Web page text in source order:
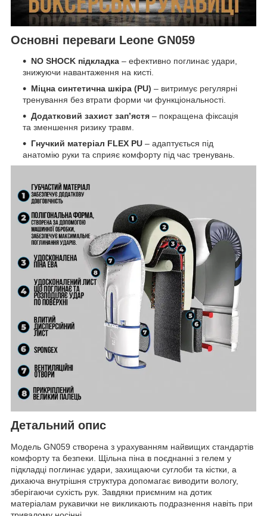
Основні переваги Leone GN059
NO SHOCK підкладка – ефективно поглинає удари,
знижуючи навантаження на кисті.
Міцна синтетична шкіра (PU) – витримує регулярні
тренування без втрати форми чи функціональності.
Додатковий захист зап’ястя – покращена фіксація
та зменшення ризику травм.
Гнучкий матеріал FLEX PU – адаптується під
анатомію руки та сприяє комфорту під час тренувань.
Детальний опис
Модель GN059 створена з урахуванням найвищих стандартів
комфорту та безпеки. Щільна піна в поєднанні з гелем у
підкладці поглинає удари, захищаючи суглоби та кістки, а
дихаюча внутрішня структура допомагає виводити вологу,
зберігаючи сухість рук. Завдяки приємним на дотик
матеріалам рукавички не викликають подразнення навіть при